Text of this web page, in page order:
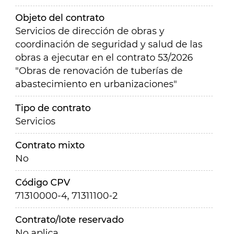
Objeto del contrato
Servicios de dirección de obras y
coordinación de seguridad y salud de las
obras a ejecutar en el contrato 53/2026
"Obras de renovación de tuberías de
abastecimiento en urbanizaciones"
Tipo de contrato
Servicios
Contrato mixto
No
Código CPV
71310000-4, 71311100-2
Contrato/lote reservado